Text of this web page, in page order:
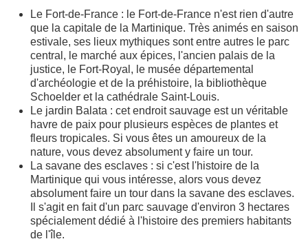
Le Fort-de-France : le Fort-de-France n'est rien d'autre
que la capitale de la Martinique. Très animés en saison
estivale, ses lieux mythiques sont entre autres le parc
central, le marché aux épices, l'ancien palais de la
justice, le Fort-Royal, le musée départemental
d'archéologie et de la préhistoire, la bibliothèque
Schoelder et la cathédrale Saint-Louis.
Le jardin Balata : cet endroit sauvage est un véritable
havre de paix pour plusieurs espèces de plantes et
fleurs tropicales. Si vous êtes un amoureux de la
nature, vous devez absolument y faire un tour.
La savane des esclaves : si c'est l'histoire de la
Martinique qui vous intéresse, alors vous devez
absolument faire un tour dans la savane des esclaves.
Il s'agit en fait d'un parc sauvage d'environ 3 hectares
spécialement dédié à l'histoire des premiers habitants
de l'île.